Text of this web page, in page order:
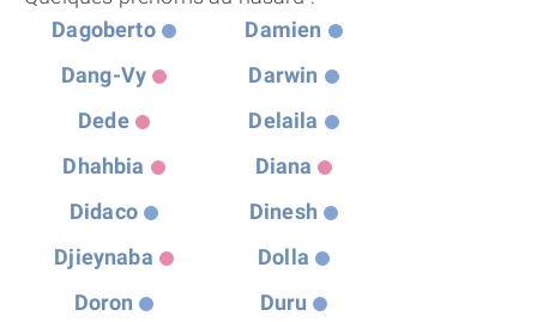
Dagoberto
Damien
Dang-Vy
Darwin
Dede
Delaila
Dhahbia
Diana
Didaco
Dinesh
Djieynaba
Dolla
Doron
Duru